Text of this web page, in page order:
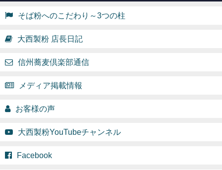
そば粉へのこだわり～3つの柱
大西製粉 店長日記
信州蕎麦倶楽部通信
メディア掲載情報
お客様の声
大西製粉YouTubeチャンネル
Facebook